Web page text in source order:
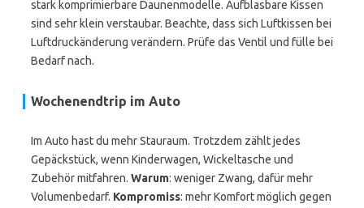
stark komprimierbare Daunenmodelle. Aufblasbare Kissen
sind sehr klein verstaubar. Beachte, dass sich Luftkissen bei
Luftdruckänderung verändern. Prüfe das Ventil und fülle bei
Bedarf nach.
Wochenendtrip im Auto
Im Auto hast du mehr Stauraum. Trotzdem zählt jedes
Gepäckstück, wenn Kinderwagen, Wickeltasche und
Zubehör mitfahren. Warum: weniger Zwang, dafür mehr
Volumenbedarf. Kompromiss: mehr Komfort möglich gegen